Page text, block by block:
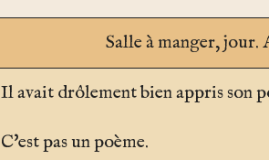
Salle à manger, jour.
Il avait drôlement bien appris son
C'est pas un poème.